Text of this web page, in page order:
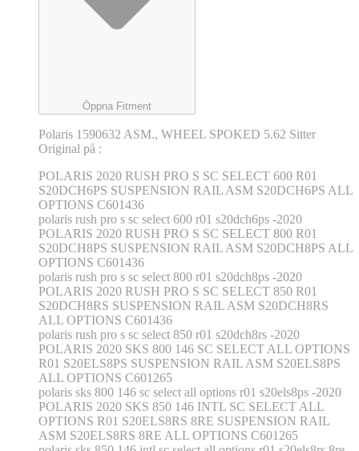
Öppna Fitment
Polaris 1590632 ASM., WHEEL SPOKED 5.62 Sitter
Original på :
POLARIS 2020 RUSH PRO S SC SELECT 600 R01
S20DCH6PS SUSPENSION RAIL ASM S20DCH6PS ALL
OPTIONS C601436
polaris rush pro s sc select 600 r01 s20dch6ps -2020
POLARIS 2020 RUSH PRO S SC SELECT 800 R01
S20DCH8PS SUSPENSION RAIL ASM S20DCH8PS ALL
OPTIONS C601436
polaris rush pro s sc select 800 r01 s20dch8ps -2020
POLARIS 2020 RUSH PRO S SC SELECT 850 R01
S20DCH8RS SUSPENSION RAIL ASM S20DCH8RS
ALL OPTIONS C601436
polaris rush pro s sc select 850 r01 s20dch8rs -2020
POLARIS 2020 SKS 800 146 SC SELECT ALL OPTIONS
R01 S20ELS8PS SUSPENSION RAIL ASM S20ELS8PS
ALL OPTIONS C601265
polaris sks 800 146 sc select all options r01 s20els8ps -2020
POLARIS 2020 SKS 850 146 INTL SC SELECT ALL
OPTIONS R01 S20ELS8RS 8RE SUSPENSION RAIL
ASM S20ELS8RS 8RE ALL OPTIONS C601265